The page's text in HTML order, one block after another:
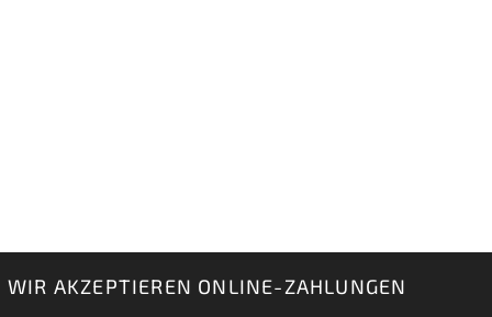
WIR AKZEPTIEREN ONLINE-ZAHLUNGEN